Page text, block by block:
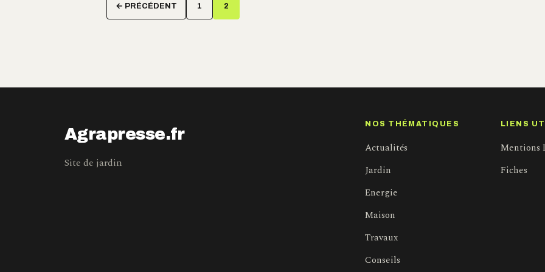
des
← PRÉCÉDENT 1 2
Agrapresse.fr
Site de jardin
NOS THÉMATIQUES
Actualités
Jardin
Energie
Maison
Travaux
Conseils
LIENS
Mentions
Fiches